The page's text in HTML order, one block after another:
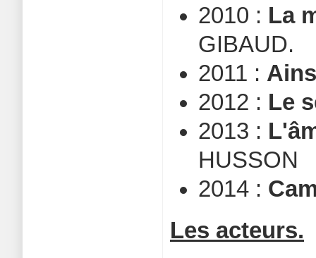
2010 : La
GIBAUD.
2011 :
2012 : Le
2013 :
HUSSON
2014 :
Les acteurs.